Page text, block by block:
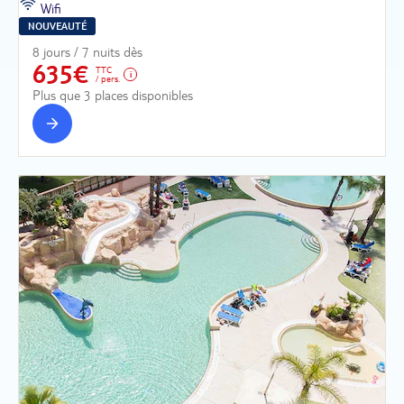
Wifi
NOUVEAUTÉ
8 jours / 7 nuits dès
635€
TTC
/ pers.
Plus que 3 places disponibles